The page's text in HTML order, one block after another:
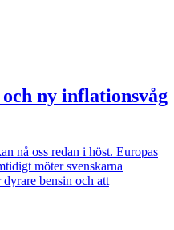
ny inflationsvåg
nå oss redan i höst. Europas
möter svenskarna
bensin och att